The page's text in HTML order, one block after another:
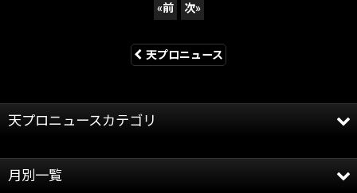
«前 次»
天プロニュース
天プロニュースカテゴリ
天龍プロジェクト
月別一覧